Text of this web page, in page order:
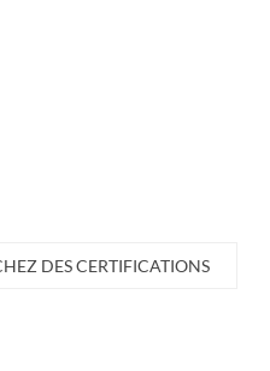
DES CERTIFICATIONS